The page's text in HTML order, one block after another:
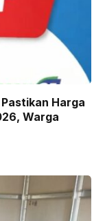
Pastikan Harga
Warga